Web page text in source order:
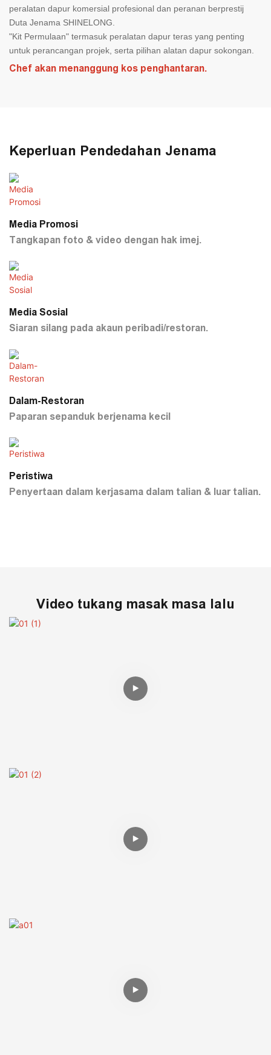
peralatan dapur komersial profesional dan peranan berprestij
Duta Jenama SHINELONG.
"Kit Permulaan" termasuk peralatan dapur teras yang penting
untuk perancangan projek, serta pilihan alatan dapur sokongan.
Chef akan menanggung kos penghantaran.
Keperluan Pendedahan Jenama
Media Promosi
Tangkapan foto & video dengan hak imej.
Media Sosial
Siaran silang pada akaun peribadi/restoran.
Dalam-Restoran
Paparan sepanduk berjenama kecil
Peristiwa
Penyertaan dalam kerjasama dalam talian & luar talian.
Video tukang masak masa lalu